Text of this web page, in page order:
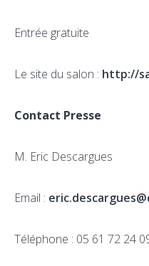
Entrée gratuite
Le site du salon : http://
Contact Presse
M. Eric Descargues
Email :
Téléphone : 05 61 72 24